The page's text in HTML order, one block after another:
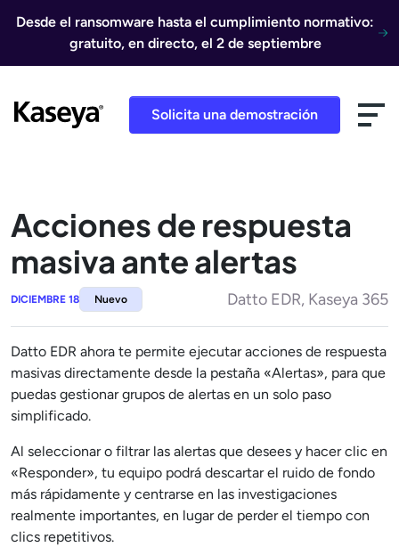
Desde el ransomware hasta el cumplimiento normativo:
gratuito, en directo, el 2 de septiembre
Solicita una demostración
Acciones de respuesta
masiva ante alertas
DICIEMBRE 18 Nuevo Datto EDR, Kaseya 365
Datto EDR ahora te permite ejecutar acciones de respuesta
masivas directamente desde la pestaña «Alertas», para que
puedas gestionar grupos de alertas en un solo paso
simplificado.
Al seleccionar o filtrar las alertas que desees y hacer clic en
«Responder», tu equipo podrá descartar el ruido de fondo
más rápidamente y centrarse en las investigaciones
realmente importantes, en lugar de perder el tiempo con
clics repetitivos.